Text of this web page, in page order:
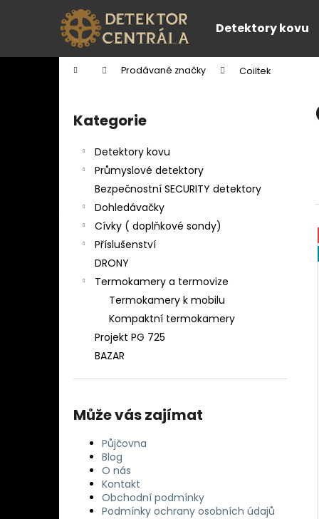
Detektory kovu
Domů Prodávané značky Coiltek
Přeskočit
kategorie
Kategorie
Detektory kovu
Průmyslové detektory
Bezpečnostní SECURITY detektory
Dohledávačky
Cívky ( doplňkové sondy)
Příslušenství
DRONY
Termokamery a termovize
Termokamery k mobilu
Kompaktní termokamery
Projekt PG 725
BAZAR
Může vás zajímat
Půjčovna
Blog
O nás
Kontakt
Obchodní podmínky
Podmínky ochrany osobních údajů
í
Zpět
do
Zpět
do
DETEKTOR KOVU MINELAB EQUINOX 900
( DOHLEDÁVAČKA MINELAB PRO-FIND
40 ZDARMA)